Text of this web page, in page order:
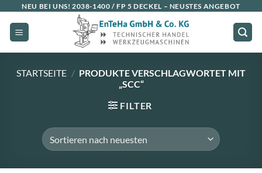
Inhalt
springen
NEU BEI UNS! 2038-1400 / FP 5 DECKEL – NEUSTES ANGEBOT
STARTSEITE / PRODUKTE VERSCHLAGWORTET MIT
„SCC“
FILTER